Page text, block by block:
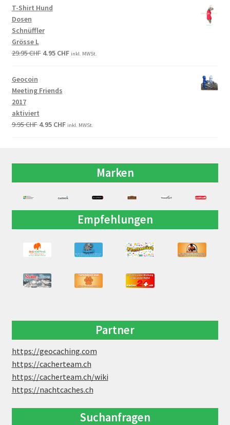
T-Shirt Hund
Dosen
Schnüffler
Grösse L
29.95CHF 4.95 CHF inkl. MWSt.
Geocoin
Meeting Friends
2017
aktiviert
9.95CHF 4.95 CHF inkl. MWSt.
Marken
Empfehlungen
Partner
https://geocaching.com
https://cacherteam.ch
https://cacherteam.ch/wiki
https://nachtcaches.ch
Suchanfragen